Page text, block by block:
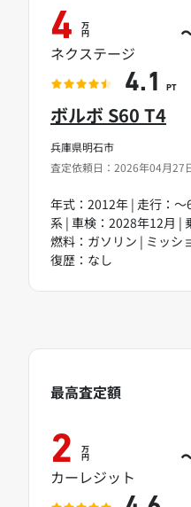
兵庫県明石市
査定依頼日：2026年04月27
ボルボ S60 T4
年式：2012年 | 走行：
系 | 車検：2028年12月 |
燃料：ガソリン | ミッシ
復歴：なし
4 万
円
ネクステージ
4.1 PT
最高査定額
2 万
円
カーレジット